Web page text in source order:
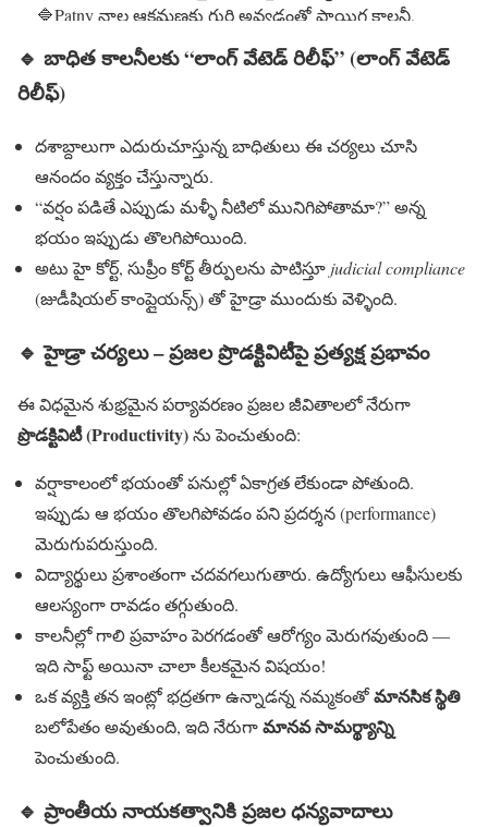
🔷Patny నాల ఆక్రమణకు గురి అవ్వడంతో పాయిగ కాలనీ,
patny కాంపౌండ్, patny కాలనీ, విమాన…
pic.twitter.com/PQw8WAH2EF
— HYDRAA (@Comm_HYDRAA)
🔹 బాధిత కాలనీలకు “లాంగ్ వేటెడ్ రిలీఫ్” (లాంగ్ వేటెడ్
రిలీఫ్)
దశాబ్దాలుగా ఎదురుచూస్తున్న బాధితులు ఈ చర్యలు చూసి
ఆనందం వ్యక్తం చేస్తున్నారు.
“వర్షం పడితే ఎప్పుడు మళ్ళీ నీటిలో మునిగిపోతామా?” అన్న
భయం ఇప్పుడు తొలగిపోయింది.
అటు హై కోర్ట్, సుప్రీం కోర్ట్ తీర్పులను పాటిస్తూ judicial compliance
(జుడీషియల్ కాంప్లైయన్స్) తో హైడ్రా ముందుకు వెళ్ళింది.
🔹హైడ్రా చర్యలు – ప్రజల ప్రొడక్టివిటీపై ప్రత్యక్ష ప్రభావం
ఈ విధమైన శుభ్రమైన పర్యావరణం ప్రజల జీవితాలలో నేరుగా
ప్రొడక్టివిటీ (Productivity)ను పెంచుతుంది:
వర్షాకాలంలో భయంతో పనుల్లో ఏకాగ్రత లేకుండా పోతుంది.
ఇప్పుడు ఆ భయం తొలగిపోవడం పని ప్రదర్శన (performance)
మెరుగుపరుస్తుంది.
విద్యార్థులు ప్రశాంతంగా చదవగలుగుతారు. ఉద్యోగులు ఆఫీసులకు
ఆలస్యంగా రావడం తగ్గుతుంది.
కాలనీల్లో గాలి ప్రవాహం పెరగడంతో ఆరోగ్యం మెరుగవుతుంది —
ఇది సాఫ్ట్ అయినా చాలా కీలకమైన విషయం!
ఒక వ్యక్తి తన ఇంట్లో భద్రతగా ఉన్నాడన్న నమ్మకంతోమానసిక స్థితి
బలోపేతం అవుతుంది, ఇది నేరుగామానవ సామర్థ్యాన్ని
పెంచుతుంది.
🔹 ప్రాంతీయ నాయకత్వానికి ప్రజల ధన్యవాదాలు